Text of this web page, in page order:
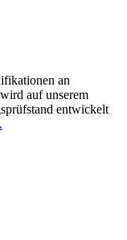
an
auf unserem
entwickelt